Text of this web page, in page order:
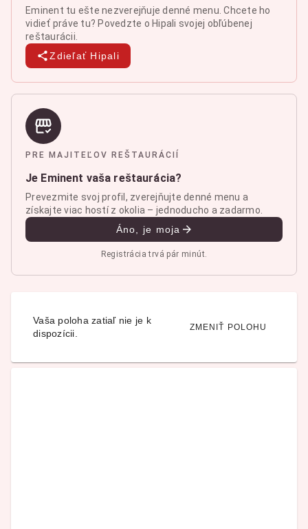
Eminent tu ešte nezverejňuje denné menu. Chcete ho
vidieť práve tu? Povedzte o Hipali svojej obľúbenej
reštaurácii.
Zdieľať Hipali
PRE MAJITEĽOV REŠTAURÁCIÍ
Je Eminent vaša reštaurácia?
Prevezmite svoj profil, zverejňujte denné menu a
získajte viac hostí z okolia – jednoducho a zadarmo.
Áno, je moja
Registrácia trvá pár minút.
Vaša poloha zatiaľ nie je k
dispozícii.
ZMENIŤ POLOHU